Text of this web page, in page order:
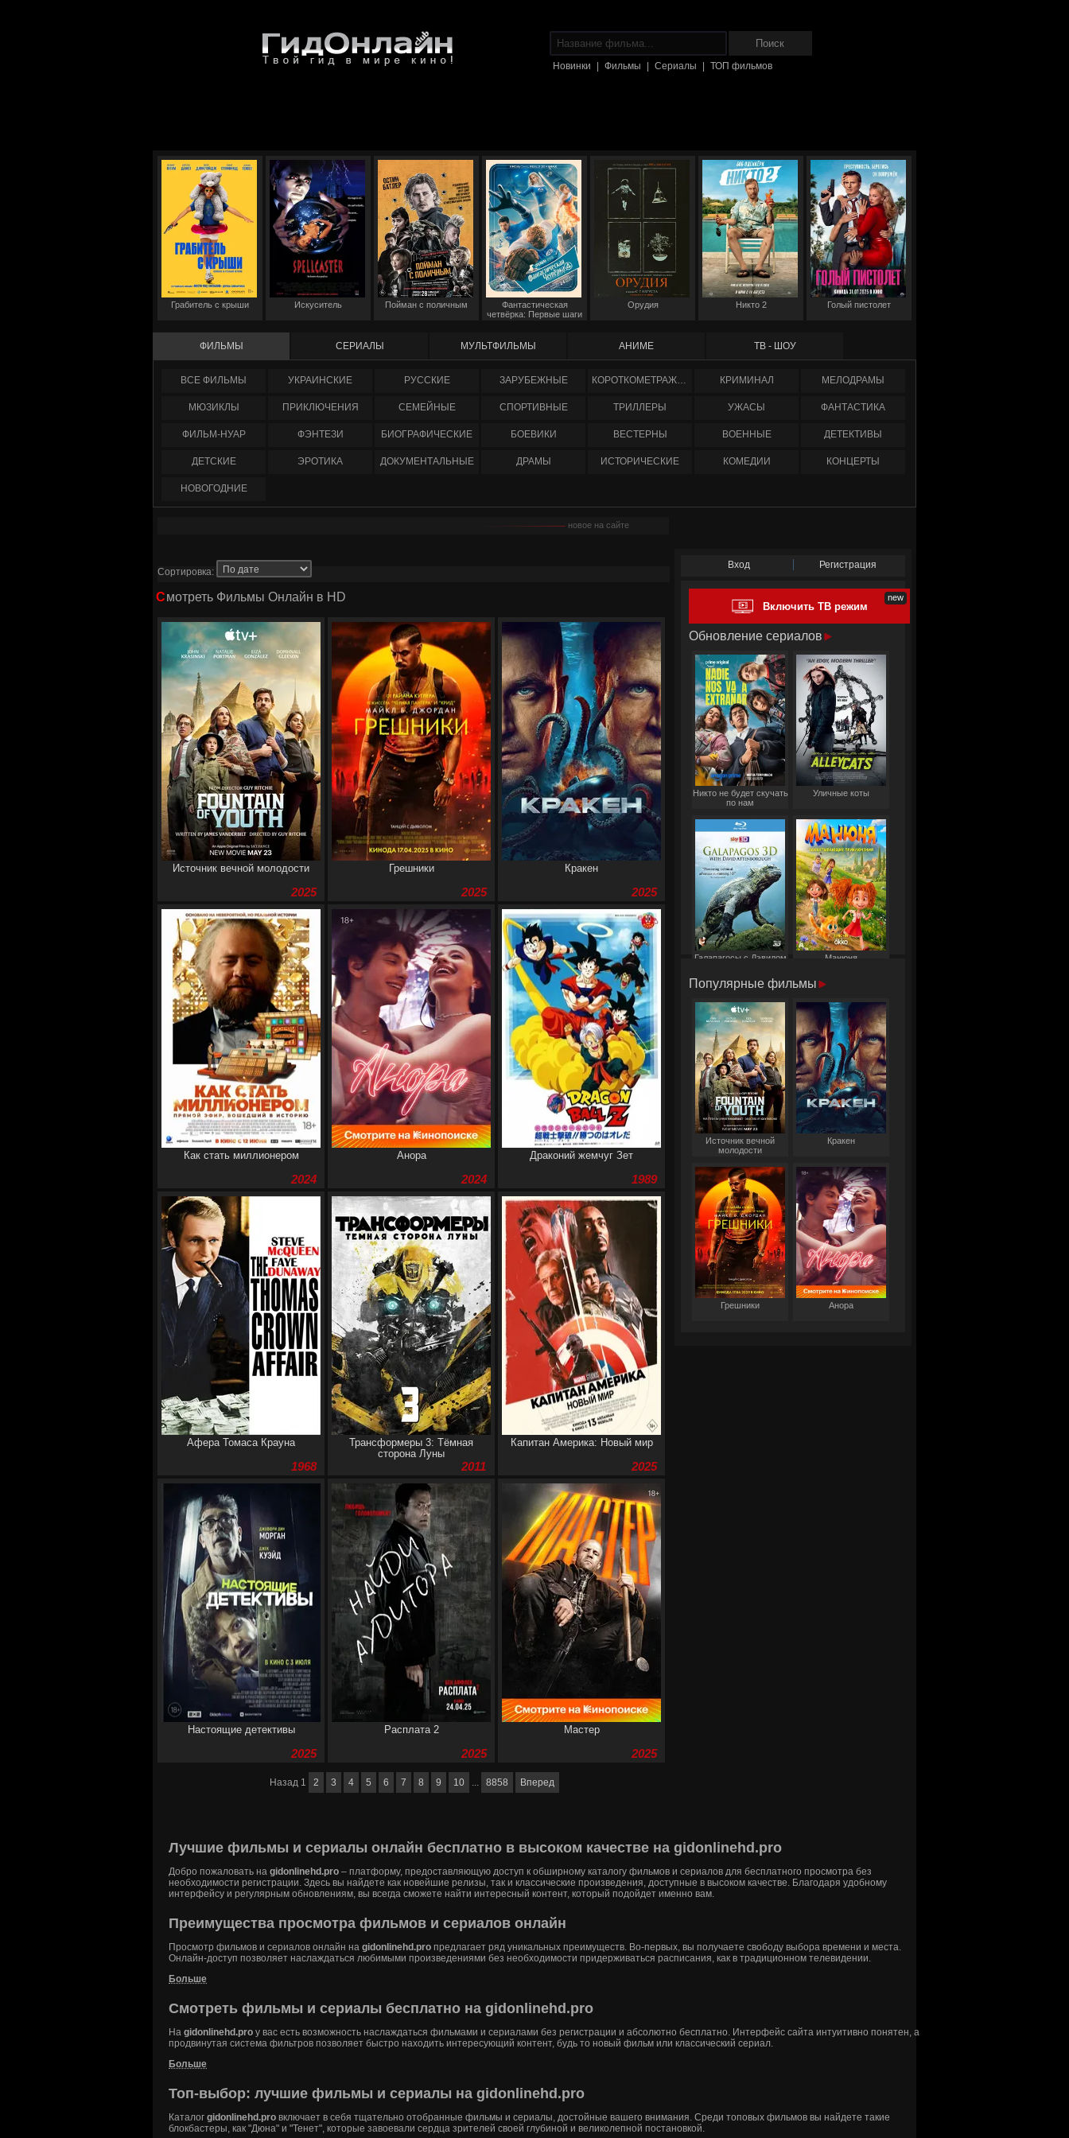
Новинки Фильмы Сериалы ТОП фильмов
Грабитель с крыши Искуситель Пойман с поличным
Фантастическая
четвёрка: Первые шаги
Орудия Никто 2 Голый пистолет
ФИЛЬМЫ СЕРИАЛЫ МУЛЬТФИЛЬМЫ АНИМЕ ТВ - ШОУ
ФИЛЬМЫ УКРАИНCКИЕ РУССКИЕ ЗАРУБЕЖНЫЕ КОРОТКОМЕТРАЖНЫЕ КРИМИНАЛ МЕЛОДРАМЫ
МЮЗИКЛЫ ПРИКЛЮЧЕНИЯ СЕМЕЙНЫЕ СПОРТИВНЫЕ ТРИЛЛЕРЫ УЖАСЫ ФАНТАСТИКА
ФИЛЬМ-НУАР ФЭНТЕЗИ БИОГРАФИЧЕСКИЕ БОЕВИКИ ВЕСТЕРНЫ ВОЕННЫЕ ДЕТЕКТИВЫ
ДЕТСКИЕ ЭРОТИКА ДОКУМЕНТАЛЬНЫЕ ДРАМЫ ИСТОРИЧЕСКИЕ КОМЕДИИ КОНЦЕРТЫ
НОВОГОДНИЕ
новое на сайте
Смотреть Фильмы Онлайн в HD
Источник вечной молодости
2025
Грешники
2025
Кракен
2025
Как стать миллионером
2024
Анора
2024
Драконий жемчуг Зет
1989
Афера Томаса Крауна
1968
Трансформеры 3: Тёмная
сторона Луны
2011
Капитан Америка: Новый мир
2025
Настоящие детективы
2025
Расплата 2
2025
Мастер
2025
Назад 1 2 3 4 5 6 7 8 9 10 ... 8858 Вперед
Вход Регистрация
Включить ТВ режим
Обновление сериалов
Никто не будет скучать
по нам
Уличные коты
Галапагосы с Дэвидом
Манюня
Популярные фильмы
Источник вечной
молодости
Кракен
Грешники Анора
Сортировка:
Лучшие фильмы и сериалы онлайн бесплатно в высоком качестве на gidonlinehd.pro
Добро пожаловать на gidonlinehd.pro – платформу, предоставляющую доступ к обширному каталогу фильмов и сериалов для бесплатного просмотра без
необходимости регистрации. Здесь вы найдете как новейшие релизы, так и классические произведения, доступные в высоком качестве. Благодаря удобному
интерфейсу и регулярным обновлениям, вы всегда сможете найти интересный контент, который подойдет именно вам.
Преимущества просмотра фильмов и сериалов онлайн
Просмотр фильмов и сериалов онлайн на gidonlinehd.pro предлагает ряд уникальных преимуществ. Во-первых, вы получаете свободу выбора времени и места.
Онлайн-доступ позволяет наслаждаться любимыми произведениями без необходимости придерживаться расписания, как в традиционном телевидении.
Больше
Смотреть фильмы и сериалы бесплатно на gidonlinehd.pro
На gidonlinehd.pro у вас есть возможность наслаждаться фильмами и сериалами без регистрации и абсолютно бесплатно. Интерфейс сайта интуитивно понятен, а
продвинутая система фильтров позволяет быстро находить интересующий контент, будь то новый фильм или классический сериал.
Больше
Топ-выбор: лучшие фильмы и сериалы на gidonlinehd.pro
Каталог gidonlinehd.pro включает в себя тщательно отобранные фильмы и сериалы, достойные вашего внимания. Среди топовых фильмов вы найдете такие
блокбастеры, как "Дюна" и "Тенет", которые завоевали сердца зрителей своей глубиной и великолепной постановкой.